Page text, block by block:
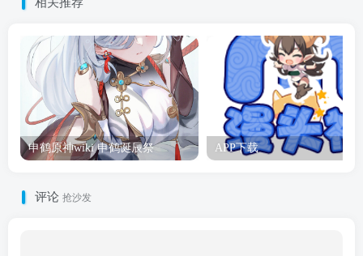
申鹤原神wiki 申鹤诞辰祭 APP下载
评论 抢沙发